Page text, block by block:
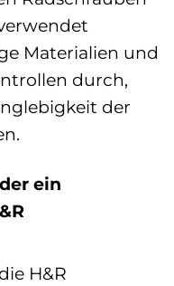
Materialien und
durch,
der
ein
H&R